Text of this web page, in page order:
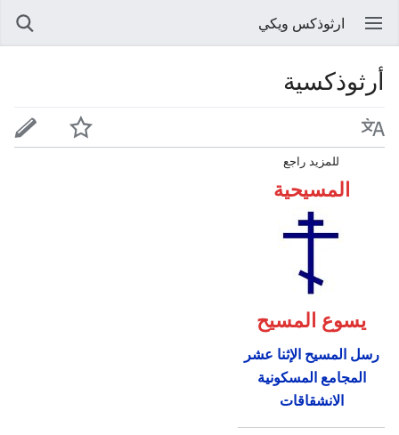
ارثوذكس ويكي
أرثوذكسية
للمزيد راجع
المسيحية
يسوع المسيح
رسل المسيح الإثنا عشر
المجامع المسكونية
الانشقاقات